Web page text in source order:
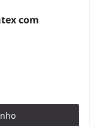
com